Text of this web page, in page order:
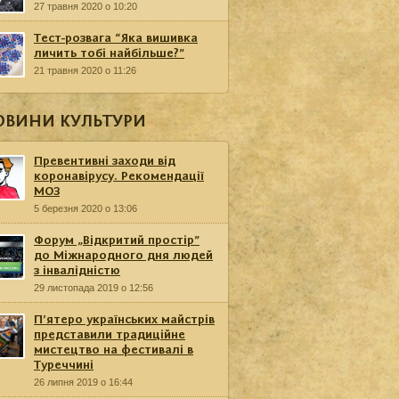
27 травня 2020 о 10:20
Тест-розвага “Яка вишивка
личить тобі найбільше?”
21 травня 2020 о 11:26
КУЛЬТУРИ
Превентивні заходи від
коронавірусу. Рекомендації
МОЗ
5 березня 2020 о 13:06
Форум „Відкритий простір”
до Міжнародного дня людей
з інвалідністю
29 листопада 2019 о 12:56
П’ятеро українських майстрів
представили традиційне
мистецтво на фестивалі в
Туреччині
26 липня 2019 о 16:44